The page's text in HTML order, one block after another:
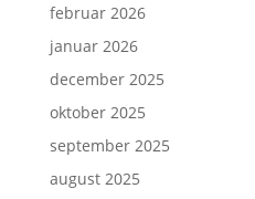
februar 2026
januar 2026
december 2025
oktober 2025
september 2025
august 2025